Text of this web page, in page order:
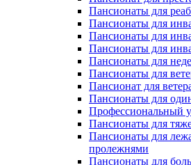
Пансионаты для
Пансионаты для
Пансионаты для
Пансионаты для
Пансионаты для
Пансионаты для
Пансионат для
Пансионаты для
Профессиональный
Пансионаты для
Пансионаты для
пролежнями
Пансионаты для